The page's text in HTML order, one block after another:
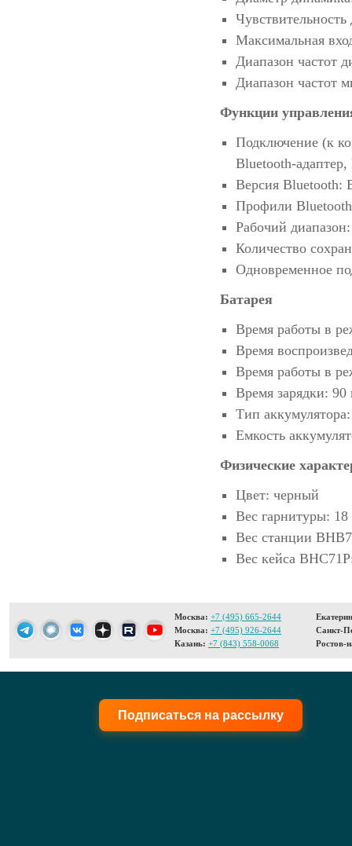
Максимальная
Диапазон частот
Диапазон частот
Функции
Подключение (к
Bluetooth-
Версия Bluetooth:
Профили
Рабочий
Количество
Одновременное
Батарея
Время работы в
Время
Время работы в
Время зарядки:
Тип
Емкость
Физические
Цвет: черный
Вес гарнитуры: 18
Вес станции
Вес кейса
Москва: +7 (495) 665-2644
Москва: +7 (495) 926-2644
Казань: +7 (843) 558-0068
Санкт-
Ростов-
Подписаться на рассылку